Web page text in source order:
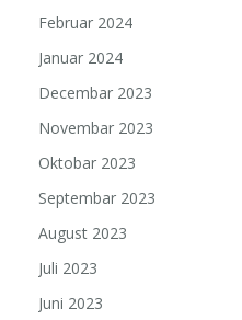
Februar 2024
Januar 2024
Decembar 2023
Novembar 2023
Oktobar 2023
Septembar 2023
August 2023
Juli 2023
Juni 2023